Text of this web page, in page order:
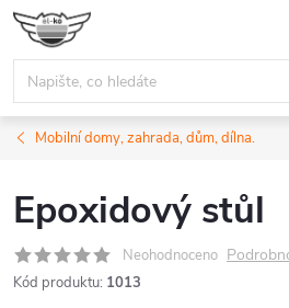
Přejít
obsah
Mobilní domy, zahrada, dům, dílna.
Epoxidový stůl
Neohodnoceno
Kód produktu: 1013